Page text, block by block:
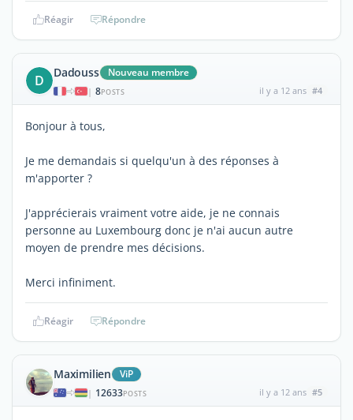
Réagir Répondre
D Dadouss Nouveau membre
| 8POSTS il y a 12 ans #4
Bonjour à tous,
Je me demandais si quelqu'un à des réponses à
m'apporter ?
J'apprécierais vraiment votre aide, je ne connais
personne au Luxembourg donc je n'ai aucun autre
moyen de prendre mes décisions.
Merci infiniment.
Réagir Répondre
Maximilien ViP
| 12633POSTS il y a 12 ans #5